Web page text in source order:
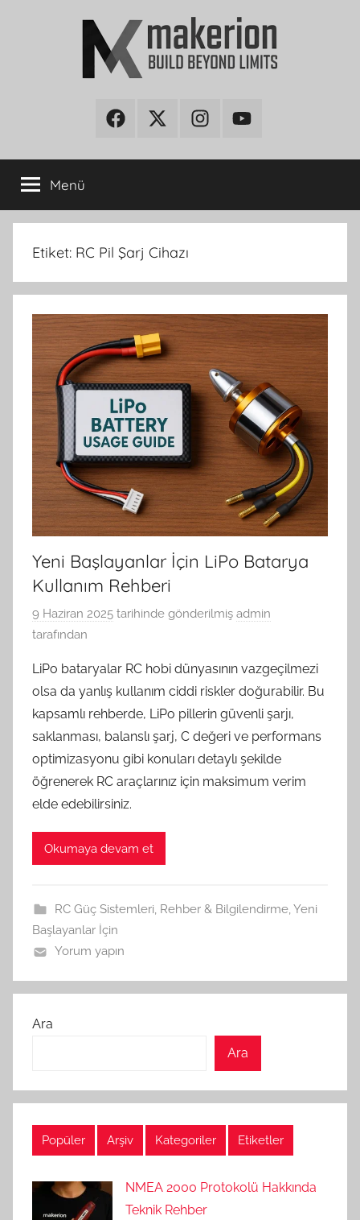
makerionFacebookTwitter InstagramYoutube
Menü
Etiket: RC Pil Şarj Cihazı
Yeni Başlayanlar İçin LiPo Batarya
Kullanım Rehberi
9 Haziran 2025 tarihinde gönderilmiş admin
tarafından
LiPo bataryalar RC hobi dünyasının vazgeçilmezi
olsa da yanlış kullanım ciddi riskler doğurabilir. Bu
kapsamlı rehberde, LiPo pillerin güvenli şarjı,
saklanması, balanslı şarj, C değeri ve performans
optimizasyonu gibi konuları detaylı şekilde
öğrenerek RC araçlarınız için maksimum verim
elde edebilirsiniz.
Okumaya devam et
RC Güç Sistemleri, Rehber & Bilgilendirme,Yeni
Başlayanlar İçin
Yorum yapın
Ara
Ara
Popüler Arşiv Kategoriler Etiketler
NMEA 2000 Protokolü Hakkında
Teknik Rehber